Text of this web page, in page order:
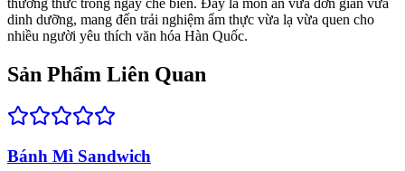
dinh dưỡng, mang đến trải nghiệm ẩm thực vừa lạ vừa quen cho
nhiều người yêu thích văn hóa Hàn Quốc.
Sản Phẩm Liên Quan
Bánh Mì Sandwich